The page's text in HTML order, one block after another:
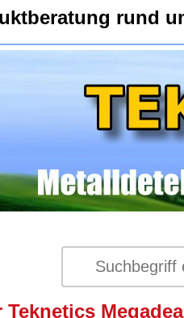
rund
Teknetics